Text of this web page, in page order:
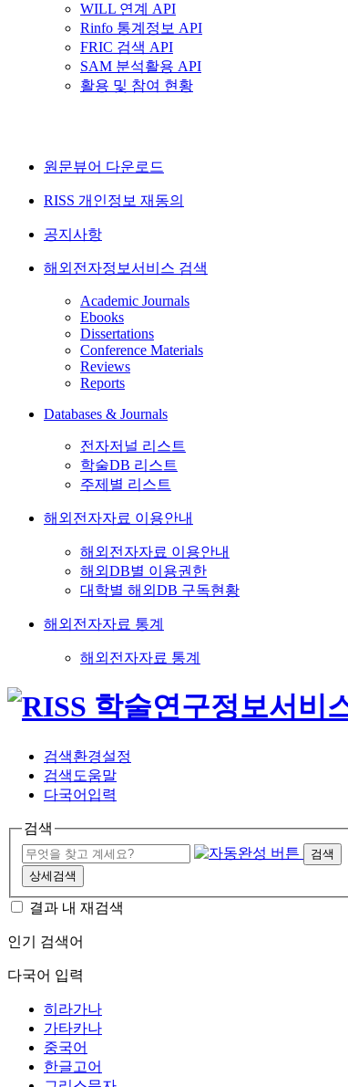
WILL 연계 API
Rinfo 통계정보 API
FRIC 검색 API
SAM 분석활용 API
활용 및 참여 현황
원문뷰어 다운로드
RISS 개인정보 재동의
공지사항
해외전자정보서비스 검색
Academic Journals
Ebooks
Dissertations
Conference Materials
Reviews
Reports
Databases & Journals
전자저널 리스트
학술DB 리스트
주제별 리스트
해외전자자료 이용안내
해외전자자료 이용안내
해외DB별 이용권한
대학별 해외DB 구독현황
해외전자자료 통계
해외전자자료 통계
검색환경설정
검색도움말
다국어입력
검색
검색
상세검색
결과 내 재검색
인기 검색어
다국어 입력
히라가나
가타카나
중국어
한글고어